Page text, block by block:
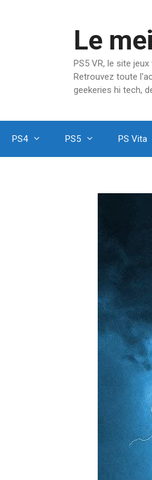
Le
PS5 VR, le site
Retrouvez toute
geekeries hi tech,
PS4 PS5 PS Vita